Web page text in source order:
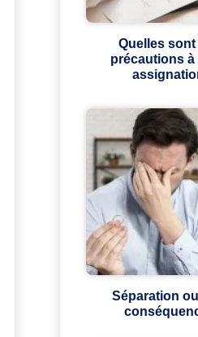
Quelles
précautions
Séparation